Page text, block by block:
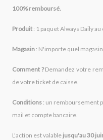
100% remboursé.
Produit : 1 paquet Always Daily au
Magasin : N'importe quel magasin.
Comment ?Demandez votre
de votre ticket de caisse.
Conditions : un remboursement
mail et compte bancaire.
L'action est valable jusqu'au 30